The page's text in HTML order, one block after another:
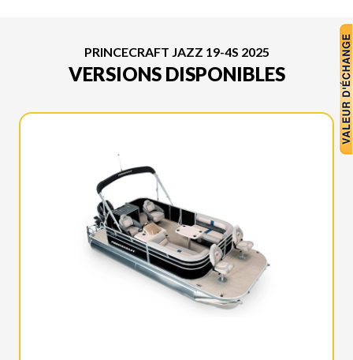
PRINCECRAFT JAZZ 19-4S 2025
VERSIONS DISPONIBLES